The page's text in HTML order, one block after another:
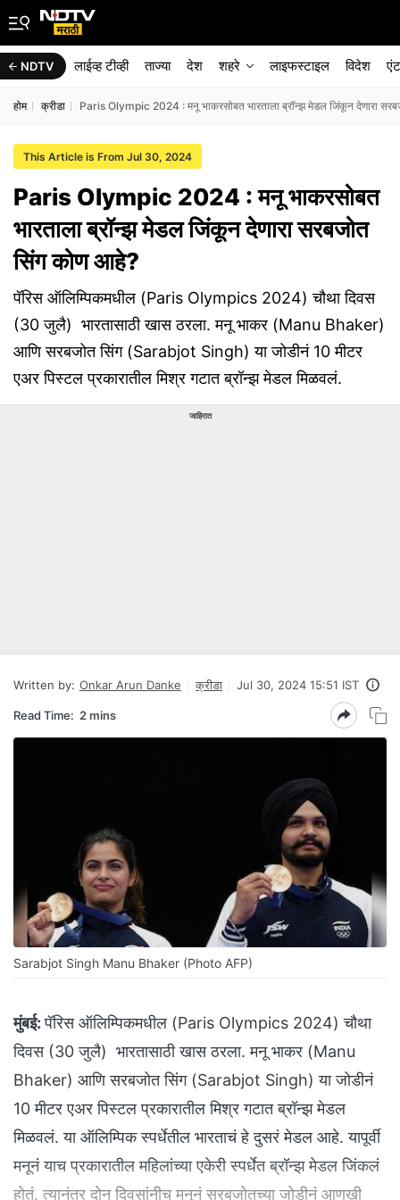
NDTV लाईव्ह टीव्ही ताज्या देश शहरे लाइफस्टाइल विदेश
होम क्रीडा Paris Olympic 2024 : मनू भाकरसोबत भारताला ब्रॉन्झ मेडल जिंकून देणारा
This Article is From Jul 30, 2024
Paris Olympic 2024 : मनू भाकरसोबत
भारताला ब्रॉन्झ मेडल जिंकून देणारा सरबजोत
सिंग कोण आहे?
पॅरिस ऑलिम्पिकमधील (Paris Olympics 2024) चौथा दिवस
(30 जुलै) भारतासाठी खास ठरला. मनू भाकर (Manu Bhaker)
आणि सरबजोत सिंग (Sarabjot Singh) या जोडीनं 10 मीटर
एअर पिस्टल प्रकारातील मिश्र गटात ब्रॉन्झ मेडल मिळवलं.
जाहिरात
Written by: Onkar Arun Danke क्रीडा Jul 30, 2024 15:51 IST
Read Time: 2 mins
Sarabjot Singh Manu Bhaker (Photo AFP)
मुंबई: पॅरिस ऑलिम्पिकमधील (Paris Olympics 2024) चौथा
दिवस (30 जुलै) भारतासाठी खास ठरला. मनू भाकर (Manu
Bhaker) आणि सरबजोत सिंग (Sarabjot Singh) या जोडीनं
10 मीटर एअर पिस्टल प्रकारातील मिश्र गटात ब्रॉन्झ मेडल
मिळवलं. या ऑलिम्पिक स्पर्धेतील भारताचं हे दुसरं मेडल आहे. यापूर्वी
मनूनं याच प्रकारातील महिलांच्या एकेरी स्पर्धेत ब्रॉन्झ मेडल जिंकलं
होतं. त्यानंतर दोन दिवसांनीच मनूनं सरबजोतच्या जोडीनं आणखी